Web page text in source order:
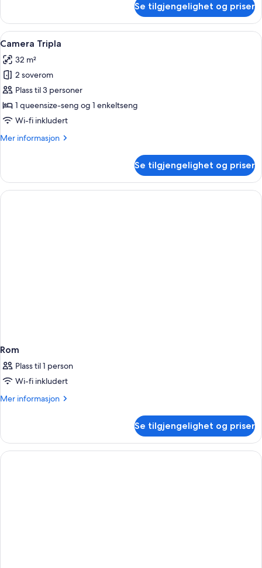
–
comfort
Se tilgjengelighet og priser
Åpne
alle
bildene
av
Camera
Tripla
Camera Tripla | Dundyner, minibar,
3
Camera Tripla
32 m²
2 soverom
Plass til 3 personer
1 queensize-seng og 1 enkeltseng
Wi-fi inkludert
Mer informasjon
Mer
Tripla
Se tilgjengelighet og priser
Rom
Plass til 1 person
Wi-fi inkludert
Mer informasjon
Mer
Se tilgjengelighet og priser